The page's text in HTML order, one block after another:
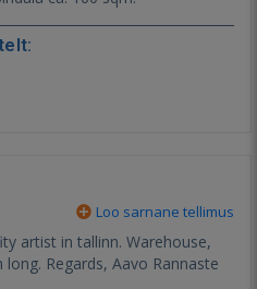
Loo sarnane tellimus
indoor, wall of 10m high, 30m long. Regards, Aavo Rannaste